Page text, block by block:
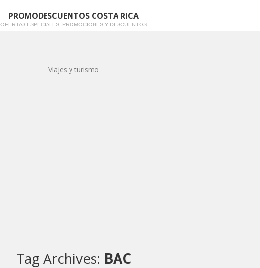
PROMODESCUENTOS COSTA RICA
OFERTAS ESPECIALES, PROMOCIONES Y DESCUENTOS
Viajes y turismo
Tag Archives: BAC